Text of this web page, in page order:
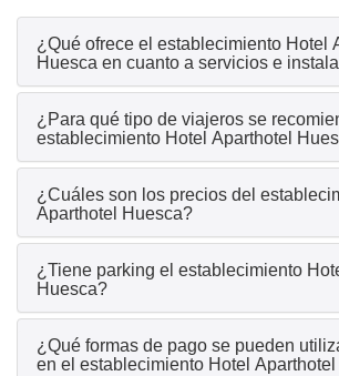
¿Qué ofrece el establecimiento Hotel
Huesca en cuanto a servicios e
¿Para qué tipo de viajeros se
establecimiento Hotel Aparthotel
¿Cuáles son los precios del
Aparthotel Huesca?
¿Tiene parking el establecimiento
Huesca?
¿Qué formas de pago se pueden
en el establecimiento Hotel